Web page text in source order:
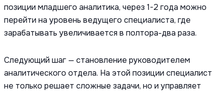
позиции младшего аналитика, через 1-2 года можно
перейти на уровень ведущего специалиста, где
зарабатывать увеличивается в полтора-два раза.
Следующий шаг — становление руководителем
аналитического отдела. На этой позиции специалист
не только решает сложные задачи, но и управляет